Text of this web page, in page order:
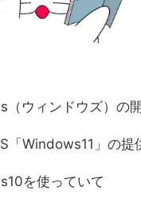
（ウィンドウズ）の
「Windows11」の提
を使っていて